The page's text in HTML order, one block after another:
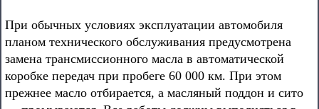
При обычных условиях эксплуатации автомобиля
планом технического обслуживания предусмотрена
замена трансмиссионного масла в автоматической
коробке передач при пробеге 60 000 км. При этом
прежнее масло отбирается, а масляный поддон и сито